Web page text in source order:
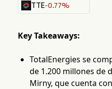
TTE-0.77%
Key Takeaways:
TotalEnergies se
de 1.200 millones de
Mirny, que cuenta